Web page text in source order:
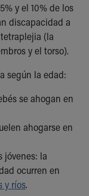
y el 10% de los
discapacidad a
(la
y el torso).
según la edad:
se ahogan en
ahogarse en
jóvenes: la
ocurren en
y ríos.